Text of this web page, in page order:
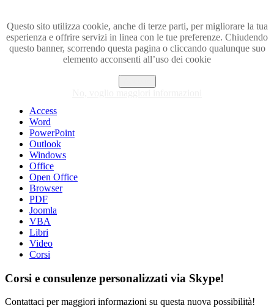
Questo sito utilizza cookie, anche di terze parti, per migliorare la tua
esperienza e offrire servizi in linea con le tue preferenze. Chiudendo
questo banner, scorrendo questa pagina o cliccando qualunque suo
elemento acconsenti all’uso dei cookie
Visita i forum di SOS-OFFICE
Access
Word
PowerPoint
Outlook
Windows
Office
Open Office
Browser
PDF
Joomla
VBA
Libri
Video
Corsi
Corsi e consulenze personalizzati via Skype!
Contattaci per maggiori informazioni su questa nuova possibilità!